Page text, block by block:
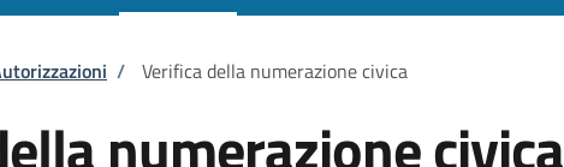
pane
/ Verifica della numerazione civica